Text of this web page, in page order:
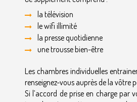
la télévision
le wifi illimité
la presse quotidienne
une trousse bien-être
Les chambres individuelles
renseignez-vous auprès de la vôtre
Si l’accord de prise en charge par